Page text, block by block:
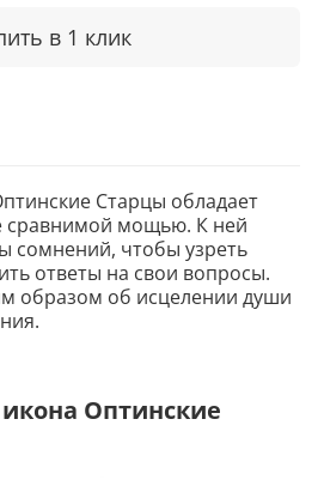
в 1 клик
Старцы обладает
сравнимой мощью. К ней
сомнений, чтобы узреть
ответы на свои вопросы.
образом об исцелении души
Оптинские